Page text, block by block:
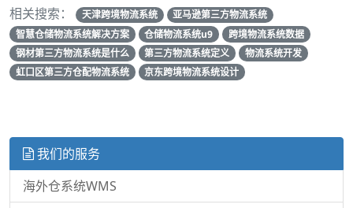
相关搜索： 天津跨境物流系统
亚马逊第三方物流系统
智慧仓储物流系统解决方案
仓储物流系统u9
跨境物流系统数据
钢材第三方物流系统是什么
第三方物流系统定义
物流系统开发
虹口区第三方仓配物流系统
京东跨境物流系统设计
我们的服务
海外仓系统WMS